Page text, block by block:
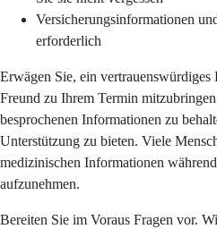
Versicherungsinformationen
erforderlich
Erwägen Sie, ein
Freund zu Ihrem Termin
besprochenen Informationen zu
Unterstützung zu bieten. Viele
medizinischen Informationen
aufzunehmen.
Bereiten Sie im Voraus Fragen vor.